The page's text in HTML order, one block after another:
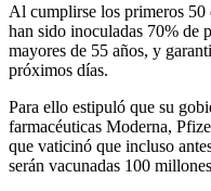
Al cumplirse los primeros 50
han sido inoculadas 70% de
mayores de 55 años, y
próximos días.
Para ello estipuló que su
farmacéuticas Moderna,
que vaticinó que incluso
serán vacunadas 100